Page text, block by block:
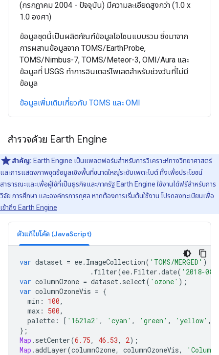
(กรกฎาคม 2004 - ปัจจุบัน) มีความละเอียดสูงกว่า (1.0 x
1.0 องศา)
ข้อมูลชุดนี้เป็นผลิตภัณฑ์ข้อมูลโอโซนแบบรวม ซึ่งมาจาก
การผสานข้อมูลจาก TOMS/EarthProbe,
TOMS/Nimbus-7, TOMS/Meteor-3, OMI/Aura และ
ข้อมูลที่ USGS ทำการอินเตอร์โพเลตสำหรับช่วงวันที่ไม่มี
ข้อมูล
ข้อมูลเพิ่มเติมเกี่ยวกับ TOMS และ OMI
สำรวจด้วย Earth Engine
สำคัญ: Earth Engine เป็นแพลตฟอร์มสําหรับการวิเคราะห์ทางวิทยาศาสตร์
และการแสดงภาพชุดข้อมูลเชิงพื้นที่ขนาดใหญ่ระดับเพตะไบต์ ทั้งเพื่อประโยชน์
สาธารณะและเพื่อผู้ใช้ที่เป็นธุรกิจและภาครัฐ Earth Engine ใช้งานได้ฟรีสำหรับการ
วิจัย การศึกษา และองค์กรการกุศล หากต้องการเริ่มต้นใช้งาน โปรดลงทะเบียนเพื่อ
เข้าถึง Earth Engine
ตัวแก้ไขโค้ด (JavaScript)
var dataset = ee. ImageCollection( 'TOMS/MERGED' )
. filter(ee. Filter .date( '2018-
var columnOzone = dataset. select( 'ozone' );
var columnOzoneVis = {
min : 100,
max : 500,
palette : [ '1621a2' , 'cyan' , 'green' , 'yellow' ,
};
Map . setCenter(6.75, 46.53, 2);
Map .addLayer(columnOzone, columnOzoneVis, 'Column